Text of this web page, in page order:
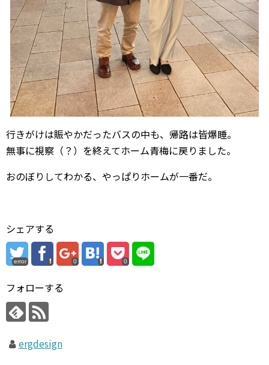
行きがけは賑やかだったバスの中も、帰路は皆爆睡。
無事に視察（？）を終えてホーム青梅に戻りました。
おのぼりしてわかる、やっぱりホームが一番だ。
シェアする
error 0 0
フォローする
ergdesign